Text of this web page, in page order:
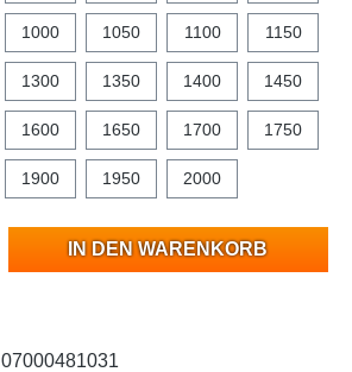
1000 1050 1100 1150
1300 1350 1400 1450
1600 1650 1700 1750
1900 1950 2000
IN DEN WARENKORB
07000481031